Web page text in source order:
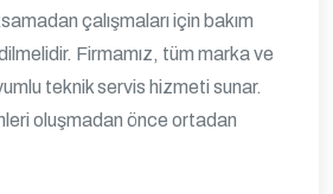
çalışmaları için bakım
Firmamız, tüm marka ve
teknik servis hizmeti sunar.
oluşmadan önce ortadan